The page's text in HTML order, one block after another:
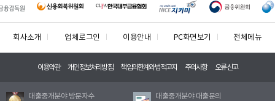
회사소개 업체로그인 이용안내 PC화면보기 전체메뉴
이용약관 개인정보처리방침 책임의한계와법적고지 주의사항 오류신고
대출중개분야 방문자수
대출중개분야 대출문의